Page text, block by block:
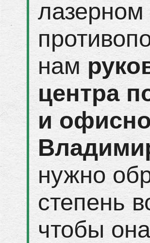
лазерном
нам
центра
и
нужно
степень
чтобы